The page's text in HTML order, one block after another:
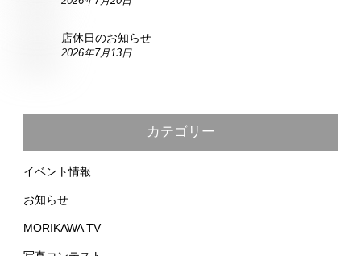
店休日のお知らせ
2026年7月13日
カテゴリー
イベント情報
お知らせ
MORIKAWA TV